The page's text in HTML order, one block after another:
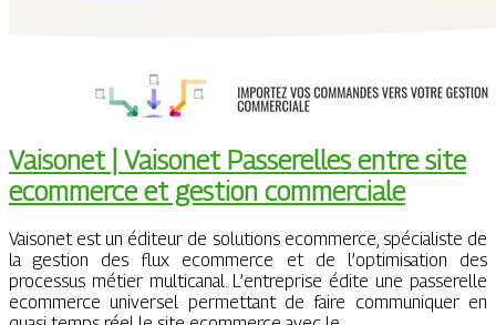
Vaisonet | Vaisonet Passerelles entre site
ecommerce et gestion commerciale
Vaisonet est un éditeur de solutions ecommerce, spécialiste de
la gestion des flux ecommerce et de l’optimisation des
processus métier multicanal. L’entreprise édite une passerelle
ecommerce universel permettant de faire communiquer en